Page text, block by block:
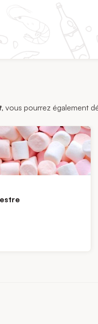
, vous pourrez également